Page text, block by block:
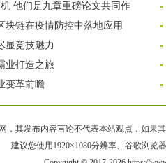
他们是九章重磅论文共同作
块链在疫情防控中落地应用
显竞技魅力
业打造之旅
变革前瞻
，其发布内容言论不代表本站观点，如果
建议您使用1920×1080分辨率、谷歌浏览